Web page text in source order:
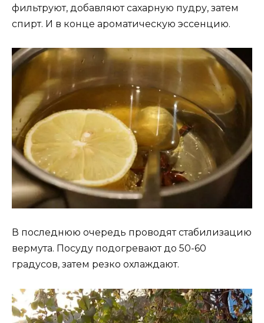
фильтруют, добавляют сахарную пудру, затем
спирт. И в конце ароматическую эссенцию.
В последнюю очередь проводят стабилизацию
вермута. Посуду подогревают до 50-60
градусов, затем резко охлаждают.